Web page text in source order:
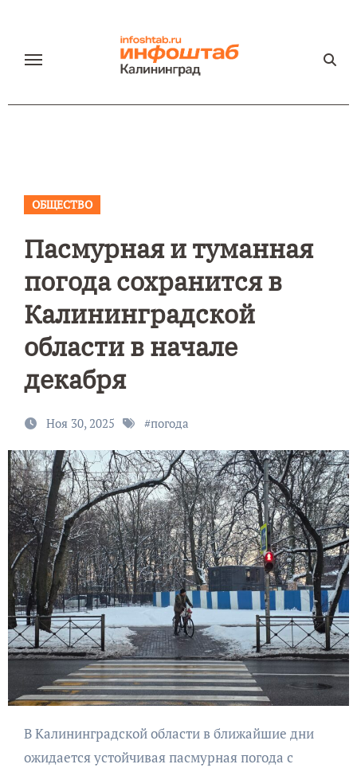
содержанию
ОБЩЕСТВО
Пасмурная и туманная
погода сохранится в
Калининградской
области в начале
декабря
Ноя 30, 2025 #погода
В Калининградской области в ближайшие дни
ожидается устойчивая пасмурная погода с